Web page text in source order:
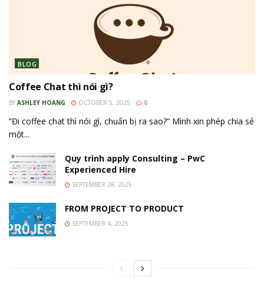
BLOG
Coffee Chat thì nói gì?
BY ASHLEY HOANG OCTOBER 5, 2025 0
“Đi coffee chat thì nói gì, chuẩn bị ra sao?” Mình xin phép chia sẻ
một...
Quy trình apply Consulting – PwC
Experienced Hire
SEPTEMBER 28, 2025
FROM PROJECT TO PRODUCT
SEPTEMBER 4, 2025